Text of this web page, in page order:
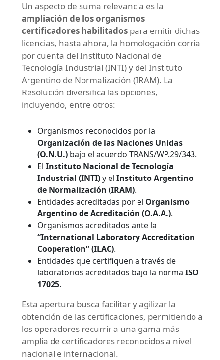
Un aspecto de suma relevancia es la
ampliación de los organismos
certificadores habilitados para emitir dichas
licencias, hasta ahora, la homologación corría
por cuenta del Instituto Nacional de
Tecnología Industrial (INTI) y del Instituto
Argentino de Normalización (IRAM). La
Resolución diversifica las opciones,
incluyendo, entre otros:
Organismos reconocidos por la
Organización de las Naciones Unidas
(O.N.U.) bajo el acuerdo TRANS/WP.29/343.
El Instituto Nacional de Tecnología
Industrial (INTI)y el Instituto Argentino
de Normalización (IRAM).
Entidades acreditadas por el Organismo
Argentino de Acreditación (O.A.A.).
Organismos acreditados ante la
“International Laboratory Accreditation
Cooperation” (ILAC).
Entidades que certifiquen a través de
laboratorios acreditados bajo la norma ISO
17025.
Esta apertura busca facilitar y agilizar la
obtención de las certificaciones, permitiendo a
los operadores recurrir a una gama más
amplia de certificadores reconocidos a nivel
nacional e internacional.